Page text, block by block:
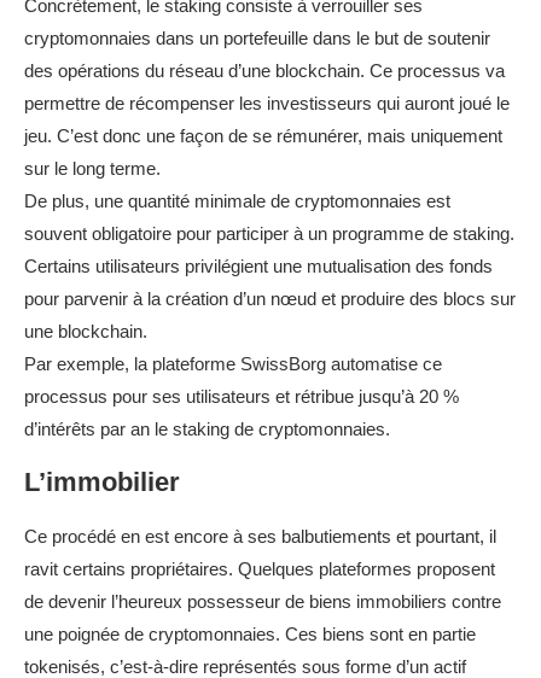
Concrètement, le staking consiste à verrouiller ses
cryptomonnaies dans un portefeuille dans le but de soutenir
des opérations du réseau d’une blockchain. Ce processus va
permettre de récompenser les investisseurs qui auront joué le
jeu. C’est donc une façon de se rémunérer, mais uniquement
sur le long terme.
De plus, une quantité minimale de cryptomonnaies est
souvent obligatoire pour participer à un programme de staking.
Certains utilisateurs privilégient une mutualisation des fonds
pour parvenir à la création d’un nœud et produire des blocs sur
une blockchain.
Par exemple, la plateforme SwissBorg automatise ce
processus pour ses utilisateurs et rétribue jusqu’à 20 %
d’intérêts par an le staking de cryptomonnaies.
L’immobilier
Ce procédé en est encore à ses balbutiements et pourtant, il
ravit certains propriétaires. Quelques plateformes proposent
de devenir l’heureux possesseur de biens immobiliers contre
une poignée de cryptomonnaies. Ces biens sont en partie
tokenisés, c’est-à-dire représentés sous forme d’un actif